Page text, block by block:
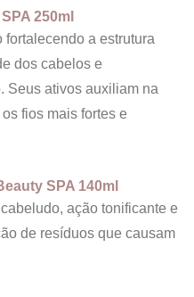
250ml
fortalecendo a estrutura
dos cabelos e
Seus ativos auxiliam na
fios mais fortes e
SPA 140ml
ação tonificante e
de resíduos que causam